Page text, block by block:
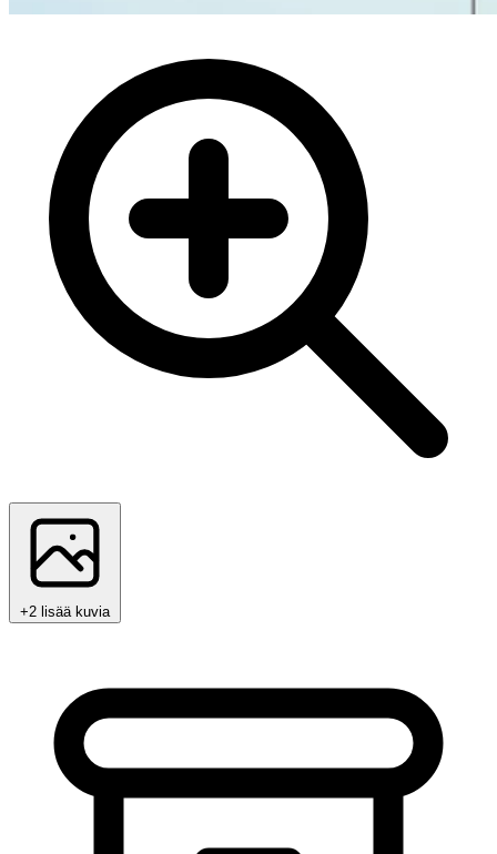
+2 lisää kuvia